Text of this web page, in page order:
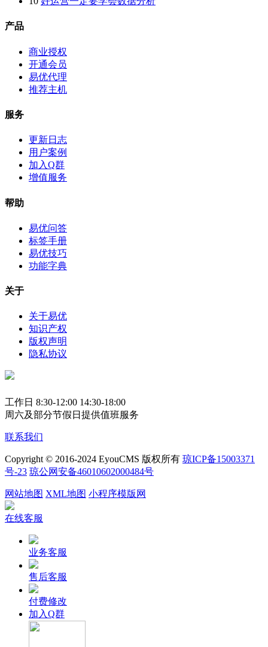
产品
商业授权
开通会员
易优代理
推荐主机
服务
更新日志
用户案例
加入Q群
增值服务
帮助
易优问答
标签手册
易优技巧
功能字典
关于
关于易优
知识产权
版权声明
隐私协议
工作日 8:30-12:00 14:30-18:00
周六及部分节假日提供值班服务
联系我们
Copyright © 2016-2024 EyouCMS 版权所有 琼ICP备15003371
号-23 琼公网安备46010602000484号
网站地图 XML地图 小程序模版网
在线客服
业务客服
售后客服
付费修改
加入Q群